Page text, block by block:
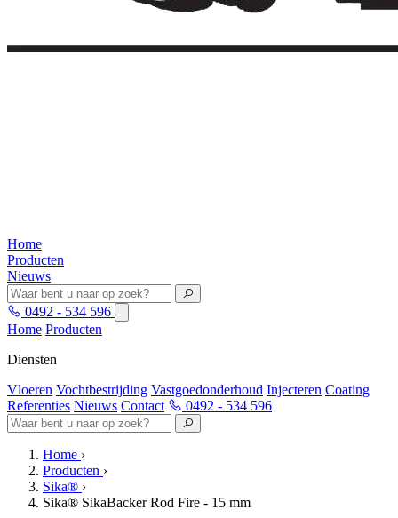
Home
Producten
Nieuws
0492 - 534 596
Home Producten
Diensten
Vloeren Vochtbestrijding Vastgoedonderhoud Injecteren Coating
Referenties Nieuws Contact 0492 - 534 596
Home ›
Producten ›
Sika® ›
Sika® SikaBacker Rod Fire - 15 mm